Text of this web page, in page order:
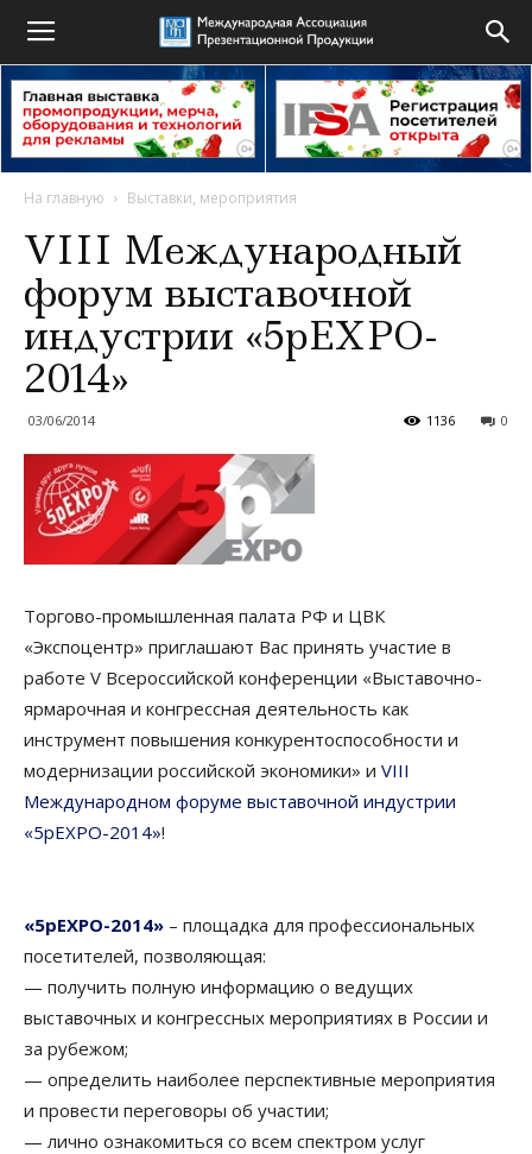
На главную Выставки, мероприятия
VIII Международный
форум выставочной
индустрии «5рEXPO-
2014»
03/06/2014 0
1136
Торгово-промышленная палата РФ и ЦВК
«Экспоцентр» приглашают Вас принять участие в
работе V Всероссийской конференции «Выставочно-
ярмарочная и конгрессная деятельность как
инструмент повышения конкурентоспособности и
модернизации российской экономики» и VIII
Международном форуме выставочной индустрии
«5рEXPO-2014»!
«5рEXPO-2014» – площадка для профессиональных
посетителей, позволяющая:
— получить полную информацию о ведущих
выставочных и конгрессных мероприятиях в России и
за рубежом;
— определить наиболее перспективные мероприятия
и провести переговоры об участии;
— лично ознакомиться со всем спектром услуг